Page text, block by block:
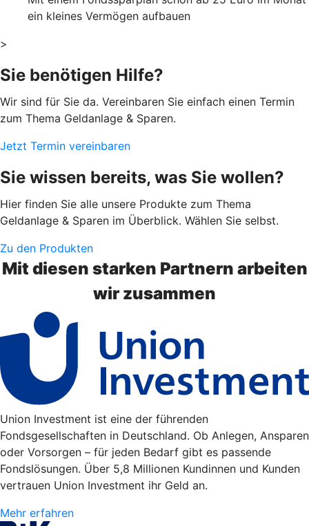
ein kleines Vermögen aufbauen
>
Sie benötigen Hilfe?
Wir sind für Sie da. Vereinbaren Sie einfach einen Termin
zum Thema Geldanlage & Sparen.
Jetzt Termin vereinbaren
Sie wissen bereits, was Sie wollen?
Hier finden Sie alle unsere Produkte zum Thema
Geldanlage & Sparen im Überblick. Wählen Sie selbst.
Zu den Produkten
Mit diesen starken Partnern arbeiten
wir zusammen
Union Investment ist eine der führenden
Fondsgesellschaften in Deutschland. Ob Anlegen, Ansparen
oder Vorsorgen – für jeden Bedarf gibt es passende
Fondslösungen. Über 5,8 Millionen Kundinnen und Kunden
vertrauen Union Investment ihr Geld an.
Mehr erfahren